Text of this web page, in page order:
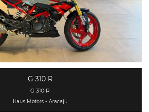
G 310 R
G 310 R
Haus Motors - Aracaju